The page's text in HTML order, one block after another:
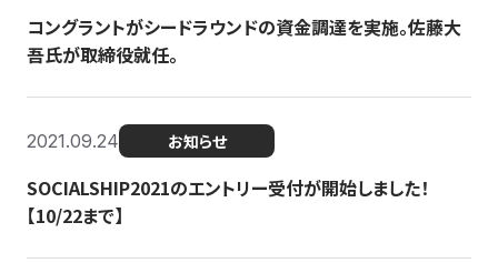
コングラントがシードラウンドの資金調達を実施。佐藤大
吾氏が取締役就任。
2021.09.24 お知らせ
SOCIALSHIP2021のエントリー受付が開始しました！
【10/22まで】